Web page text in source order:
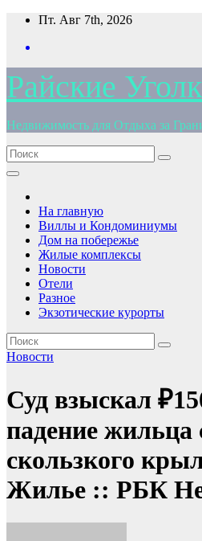
Перейти
содержимому
Пт. Авг 7th, 2026
Райские
Недвижимость для Отдыха за
На главную
Виллы и Кондоминиумы
Дом на побережье
Жилые комплексы
Новости
Отели
Разное
Экзотические курорты
Новости
Суд взыскал
падение жильца
скользкого
Жилье :: РБК